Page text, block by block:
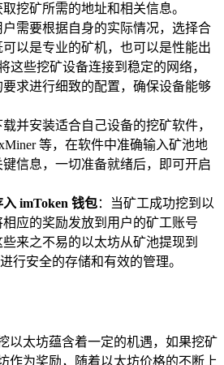
挖矿所需的地址和相关信息。
户需要根据自身的实际情况，选择合
以是专业的矿机，也可以是性能出
这些挖矿设备连接到稳定的网络，
求进行细致的配置，确保设备能够
载并安装适合自己设备的挖矿软件，
等，在软件中准确输入矿池地
信息，一切准备就绪后，即可开启
imToken 钱包：当矿工成功挖到以
应的奖励发放到用户的矿工账号
来之不易的以太坊从矿池提现到
行安全的存储和有效的管理。
以太坊蕴含着一定的机遇，如果挖矿
作为奖励，随着以太坊价格的不断上